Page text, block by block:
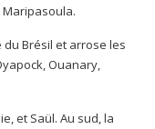
du Brésil et arrose les
Ouanary,
et Saül. Au sud, la